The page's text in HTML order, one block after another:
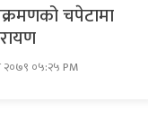
चपेटामा
२०७९ ०५:२५ PM